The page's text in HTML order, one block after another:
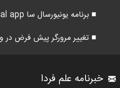
■ برنامه یونیورسال سا Universal app چیه ؟
■ تغییر مرورگر پیش فرض در
خبرنامه علم فردا